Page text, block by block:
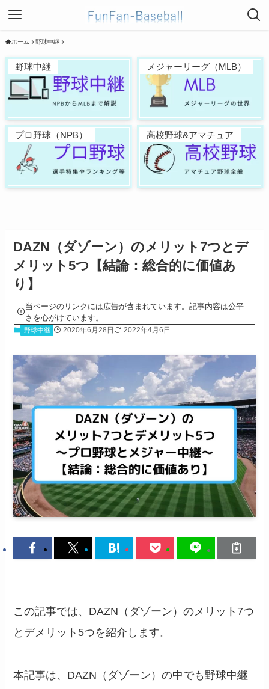
ホーム 野球中継
野球中継 メジャーリーグ（MLB）
プロ野球（NPB） 高校野球&アマチュア
DAZN（ダゾーン）のメリット7つとデ
メリット5つ【結論：総合的に価値あ
り】
当ページのリンクには広告が含まれています。記事内容は公平
さを心がけています。
野球中継 2020年6月28日 2022年4月6日
この記事では、DAZN（ダゾーン）のメリット7つ
とデメリット5つを紹介します。
本記事は、DAZN（ダゾーン）の中でも野球中継